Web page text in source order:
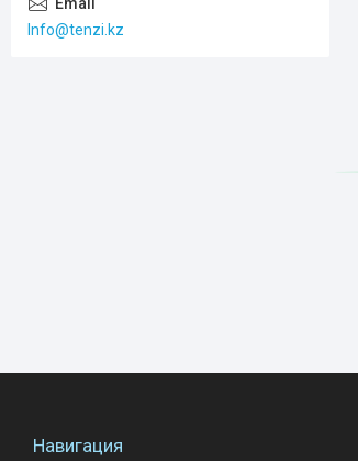
Info@tenzi.kz
Навигация